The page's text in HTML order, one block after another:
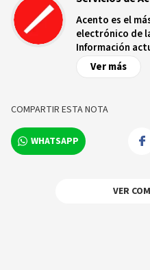
Acento es el
electrónico de
Información
de las noticias
nivel nacional
Ver más
COMPARTIR ESTA NOTA
WHATSAPP
VER